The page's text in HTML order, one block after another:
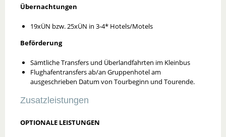
Übernachtungen
19xÜN bzw. 25xÜN in 3-4* Hotels/Motels
Beförderung
Sämtliche Transfers und Überlandfahrten im Kleinbus
Flughafentransfers ab/an Gruppenhotel am
ausgeschrieben Datum von Tourbeginn und Tourende.
Zusatzleistungen
OPTIONALE LEISTUNGEN